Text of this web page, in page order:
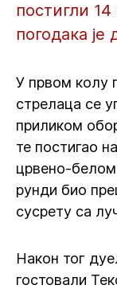
постигли
погодака је
У првом колу
стрелаца се
приликом
те постигао
црвено-белом
рунди био
сусрету са
Након тог
гостовали